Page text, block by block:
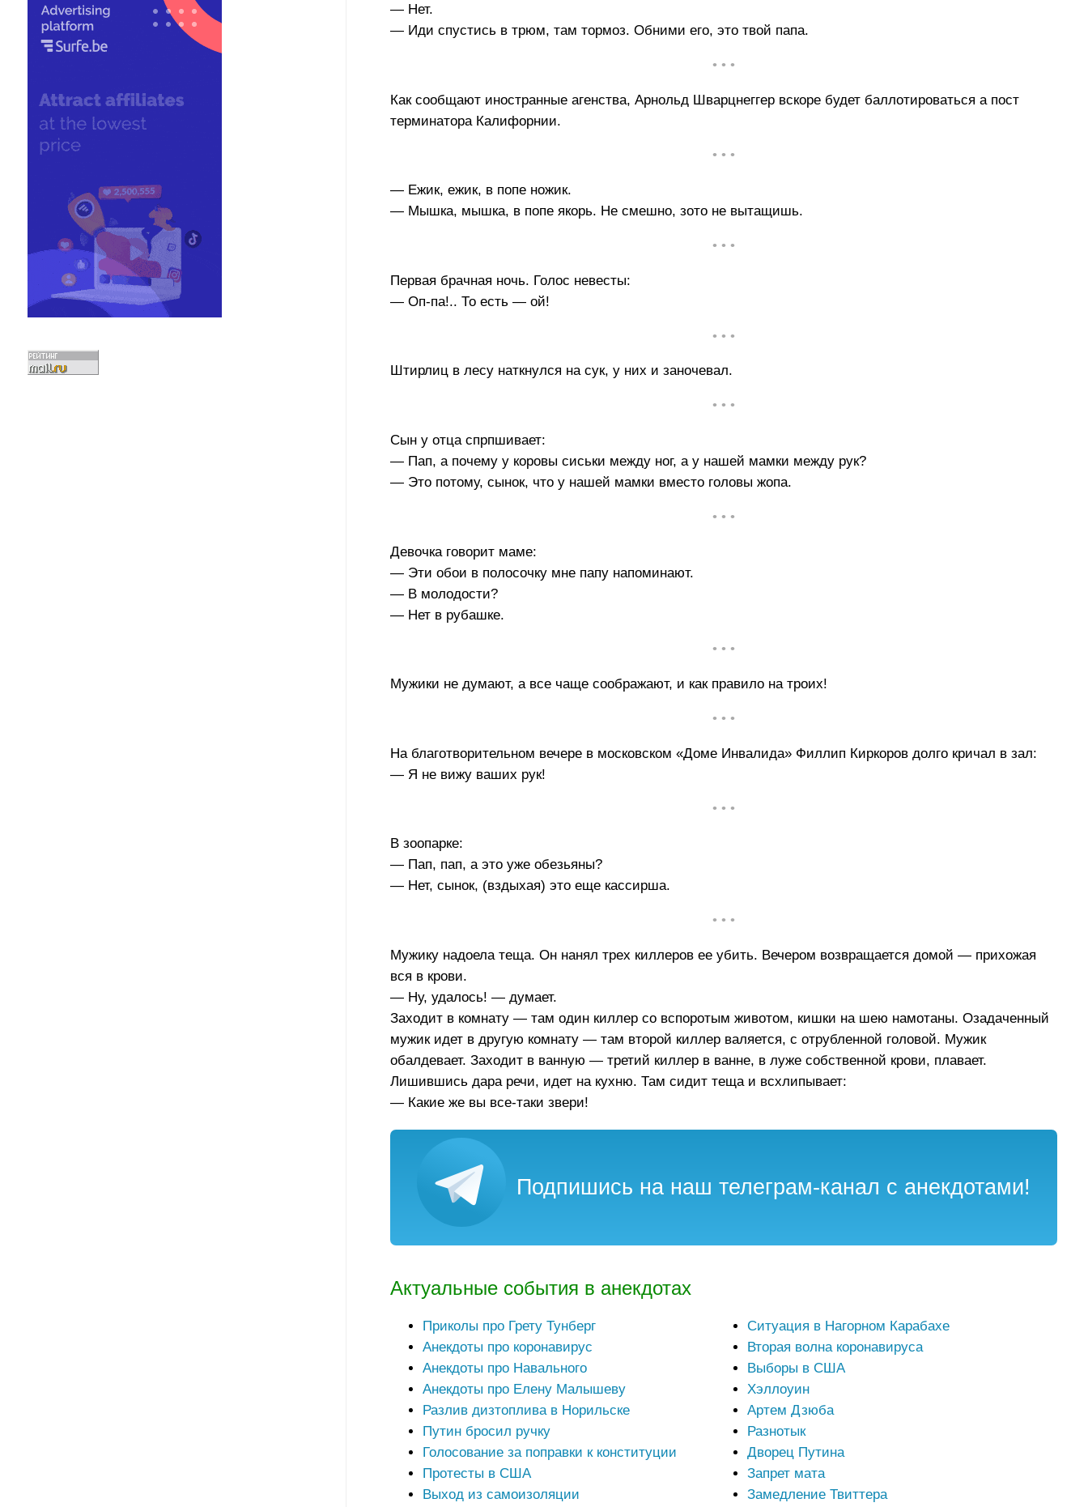
— Нет.
— Иди спустись в трюм, там тормоз. Обними его, это твой папа.
• • •
Как сообщают иностранные агенства, Арнольд Шварцнеггер вскоре будет баллотироваться а пост
терминатора Калифорнии.
• • •
— Ежик, ежик, в попе ножик.
— Мышка, мышка, в попе якорь. Не смешно, зото не вытащишь.
• • •
Первая брачная ночь. Голос невесты:
— Оп-па!.. То есть — ой!
• • •
Штирлиц в лесу наткнулся на сук, у них и заночевал.
• • •
Сын у отца спрпшивает:
— Пап, а почему у коровы сиськи между ног, а у нашей мамки между рук?
— Это потому, сынок, что у нашей мамки вместо головы жопа.
• • •
Девочка говорит маме:
— Эти обои в полосочку мне папу напоминают.
— В молодости?
— Нет в рубашке.
• • •
Мужики не думают, а все чаще соображают, и как правило на троих!
• • •
На благотворительном вечере в московском «Доме Инвалида» Филлип Киркоров долго кричал в зал:
— Я не вижу ваших рук!
• • •
В зоопарке:
— Пап, пап, а это уже обезьяны?
— Нет, сынок, (вздыхая) это еще кассирша.
• • •
Мужику надоела теща. Он нанял трех киллеров ее убить. Вечером возвращается домой — прихожая
вся в крови.
— Ну, удалось! — думает.
Заходит в комнату — там один киллер со вспоротым животом, кишки на шею намотаны. Озадаченный
мужик идет в другую комнату — там второй киллер валяется, с отрубленной головой. Мужик
обалдевает. Заходит в ванную — третий киллер в ванне, в луже собственной крови, плавает.
Лишившись дара речи, идет на кухню. Там сидит теща и всхлипывает:
— Какие же вы все-таки звери!
Подпишись на наш телеграм-канал с анекдотами!
Актуальные события в анекдотах
Приколы про Грету Тунберг
Анекдоты про коронавирус
Анекдоты про Навального
Анекдоты про Елену Малышеву
Разлив дизтоплива в Норильске
Путин бросил ручку
Голосование за поправки к конституции
Протесты в США
Выход из самоизоляции
Ситуация в Нагорном Карабахе
Вторая волна коронавируса
Выборы в США
Хэллоуин
Артем Дзюба
Разнотык
Дворец Путина
Запрет мата
Замедление Твиттера